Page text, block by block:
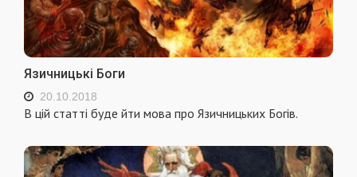
Язичницькі Боги
20.10.2018
В цій статті буде йти мова про Язичницьких Богів.